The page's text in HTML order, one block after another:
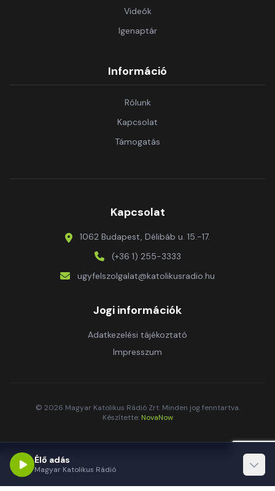
Videók
Igenaptár
Információ
Rólunk
Kapcsolat
Támogatás
Kapcsolat
1062 Budapest, Délibáb u. 15.-17.
(+36 1) 255-3333
ugyfelszolgalat@katolikusradio.hu
Jogi információk
Adatkezelési tájékoztató
Impresszum
© 2026 Magyar Katolikus Rádió Zrt. Minden jog fenntartva.
Készítette: NovaNow
Élő adás
Magyar Katolikus Rádió